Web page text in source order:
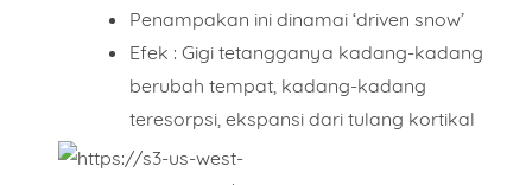
Penampakan ini dinamai ‘driven snow’
Efek : Gigi tetangganya kadang-kadang
berubah tempat, kadang-kadang
teresorpsi, ekspansi dari tulang kortikal